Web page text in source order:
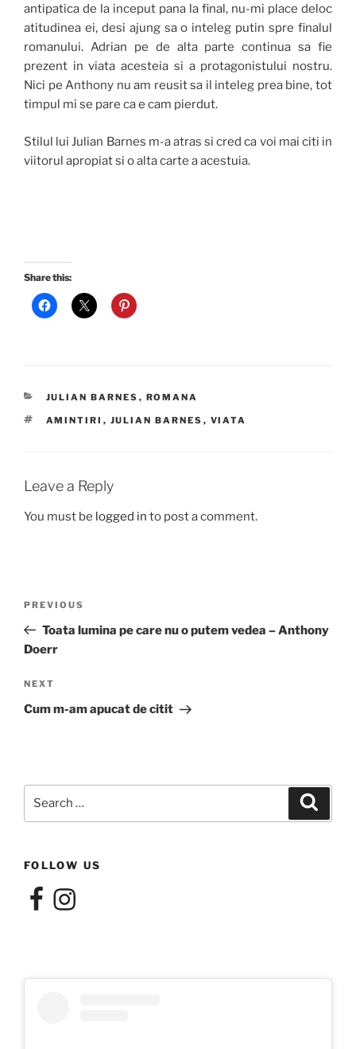
antipatica de la inceput pana la final, nu-mi place deloc
atitudinea ei, desi ajung sa o inteleg putin spre finalul
romanului. Adrian pe de alta parte continua sa fie
prezent in viata acesteia si a protagonistului nostru.
Nici pe Anthony nu am reusit sa il inteleg prea bine, tot
timpul mi se pare ca e cam pierdut.
Stilul lui Julian Barnes m-a atras si cred ca voi mai citi in
viitorul apropiat si o alta carte a acestuia.
Share this:
CATEGORIES
JULIAN BARNES , ROMANA
TAGS
AMINTIRI , JULIAN BARNES , VIATA
Leave a Reply
You must be logged in to post a comment.
Previous
Post
PREVIOUS
Toata lumina pe care nu o putem vedea – Anthony
Doerr
Next
Post
NEXT
Cum m-am apucat de citit
FOLLOW US
FacebookInstagram